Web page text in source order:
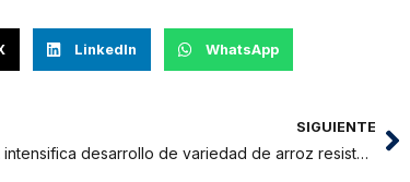
LinkedIn WhatsApp
SIGUIENTE
INIA intensifica desarrollo de variedad de arroz resistente a enfermedades